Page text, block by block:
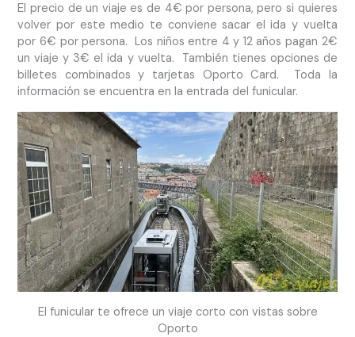
El precio de un viaje es de 4€ por persona, pero si quieres
volver por este medio te conviene sacar el ida y vuelta
por 6€ por persona. Los niños entre 4 y 12 años pagan 2€
un viaje y 3€ el ida y vuelta. También tienes opciones de
billetes combinados y tarjetas Oporto Card. Toda la
información se encuentra en la entrada del funicular.
El funicular te ofrece un viaje corto con vistas sobre
Oporto